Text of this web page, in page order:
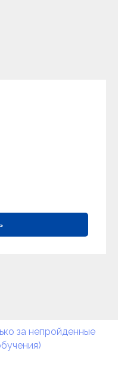
за непройденные